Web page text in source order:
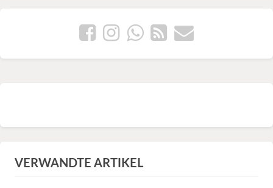
VERWANDTE ARTIKEL